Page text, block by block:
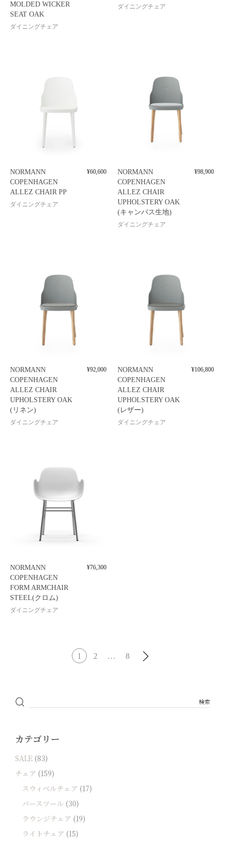
MOLDED WICKER
SEAT OAK
ダイニングチェア
ダイニングチェア
NORMANN
COPENHAGEN
ALLEZ CHAIR PP
ダイニングチェア
¥60,600
NORMANN
COPENHAGEN
ALLEZ CHAIR
UPHOLSTERY OAK
(キャンバス生地)
ダイニングチェア
¥98,900
NORMANN
COPENHAGEN
ALLEZ CHAIR
UPHOLSTERY OAK
(リネン)
ダイニングチェア
¥92,000
NORMANN
COPENHAGEN
ALLEZ CHAIR
UPHOLSTERY OAK
(レザー)
ダイニングチェア
¥106,800
NORMANN
COPENHAGEN
FORM ARMCHAIR
STEEL(クロム)
ダイニングチェア
¥76,300
1 2 … 8
カテゴリー
SALE (83)
チェア (159)
スウィベルチェア (17)
バースツール (30)
ラウンジチェア (19)
ライトチェア (15)